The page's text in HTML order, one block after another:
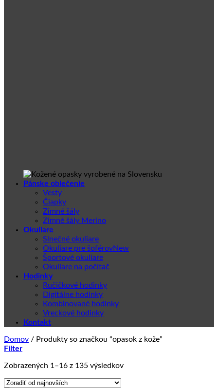
Pánske oblečenie
Vesty
Čiapky
Zimné šály
Zimné šály Merino
Okuliare
Slnečné okuliare
Okuliare pre šoférov
Športové okuliare
Okuliare na počítač
Hodinky
Ručičkové hodinky
Digitálne hodinky
Kombinované hodinky
Vreckové hodinky
Kontakt
Domov / Produkty so značkou “opasok z kože”
Filter
Zobrazených 1–16 z 135 výsledkovZoradené